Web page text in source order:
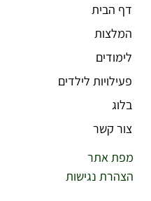
דף הבית
המלצות
לימודים
פעילויות לילדים
בלוג
צור קשר
מפת אתר
הצהרת נגישות